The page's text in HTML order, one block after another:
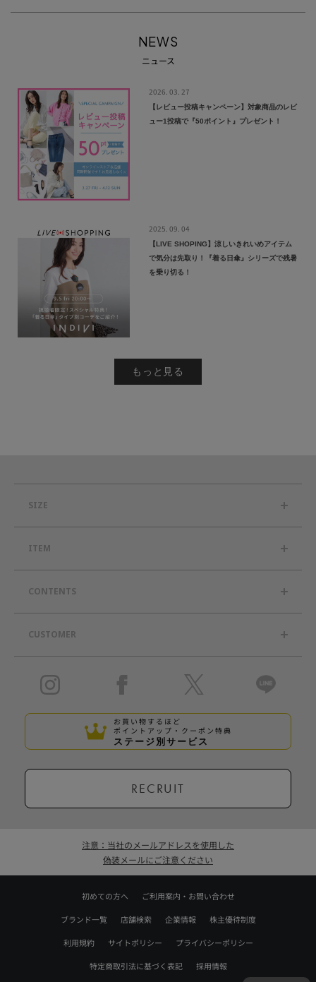
NEWS
ニュース
【レビュー投稿キャンペーン】対象商品のレビ
ュー1投稿で『50ポイント』プレゼント！
2026. 03. 27
【LIVE SHOPING】涼しいきれいめアイテム
で気分は先取り！『着る日傘』シリーズで残暑
を乗り切る！
2025. 09. 04
もっと見る
SIZE
ITEM
CONTENTS
CUSTOMER
お買い物するほど
ポイントアップ・クーポン特典
ステージ別サービス
RECRUIT
注意：当社のメールアドレスを使用した
偽装メールにご注意ください
初めての方へ ご利用案内・お問い合わせ
ブランド一覧 店舗検索 企業情報 株主優待制度
利用規約 サイトポリシー プライバシーポリシー
特定商取引法に基づく表記 採用情報